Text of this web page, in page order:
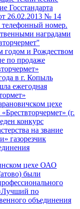
Госстандарта
26.02.2013 № 14
номер.
наградами
годом и Рождеством
по продаже
в г. Копыль
ежегодная
цехе
(г.
конкурс
на звание
газорезчик
цехе ОАО
были
по
объединения